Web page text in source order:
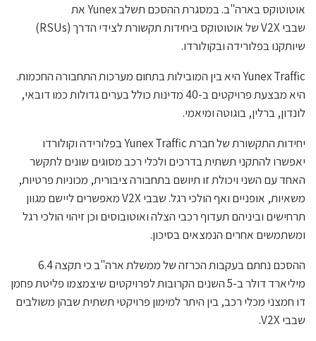
אוטוטוקס בארה"ב. במסגרת ההסכם תשלב Yunex את
שבבי V2X של אוטוטוקס ביחידות תקשורת לצידי הדרך (RSUs)
שיותקנו בפלורידה ובקולורדו.
Yunex Traffic היא בין המובילות בתחום מערכות התחבורה החכמות.
היא מבצעת פרויקטים ב-40 מדינות כולל בערים גדולות כמו דובאי,
לונדון, ברלין, בוגוטה ומיאמי.
יחידות התקשורת של חברת Yunex Traffic בפלורידה וקולורדו
יאפשרו להתקני תשתית בדרכים ולכלי רכב מסוגים שונים לתקשר
האחד עם השני ויכולת זו תיושם בתחבורה ציבורית, מכוניות פרטיות,
משאיות, אופניים ואף הולכי רגל. שבבי V2X מאפשרים ליישם מגוון
תרחישים וביניהם תעדוף רכבי הצלה ואוטובוסים וכן זיהוי הולכי רגל
ומשתמשים אחרים הנמצאים בסיכון.
ההסכם נחתם בעקבות הכרזה של ממשלת ארה"ב כי תקצה 6.4
מיליארד דולר ב-5 השנים הקרובות לפרויקטים שיצמצמו פליטת פחמן
דו חמצני מכלי רכב, בין היתר למימון פרויקטי תשתית שבהן משולבים
שבבי V2X.